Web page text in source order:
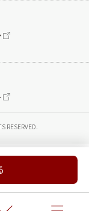
合わせ
RESERVED.